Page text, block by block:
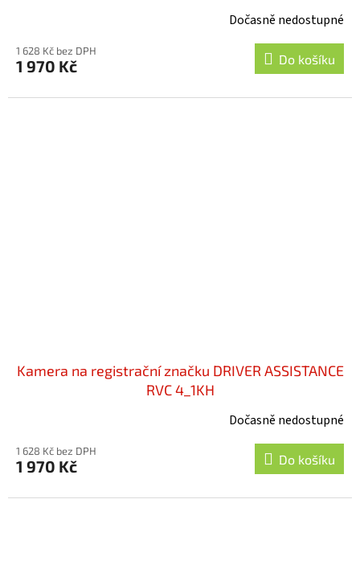
Dočasně nedostupné
1 628 Kč bez DPH
1 970 Kč Do košíku
Kamera na registrační značku DRIVER ASSISTANCE
RVC 4_1KH
Dočasně nedostupné
1 628 Kč bez DPH
1 970 Kč Do košíku